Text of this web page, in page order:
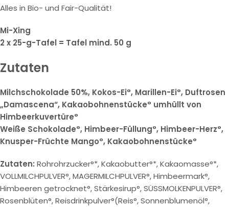
Alles in Bio- und Fair-Qualität!
Mi-Xing
2 x 25-g-Tafel = Tafel mind. 50 g
Zutaten
Milchschokolade 50%, Kokos-Ei°, Marillen-Ei°, Duftrosen
„Damascena“, Kakaobohnenstücke° umhüllt von
Himbeerkuvertüre°
Weiße Schokolade°, Himbeer-Füllung°, Himbeer-Herz°,
Knusper-Früchte Mango°, Kakaobohnenstücke°
Zutaten: Rohrohrzucker°*, Kakaobutter°*, Kakaomasse°*,
VOLLMILCHPULVER°, MAGERMILCHPULVER°, Himbeermark°,
Himbeeren getrocknet°, Stärkesirup°, SÜSSMOLKENPULVER°,
Rosenblüten°, Reisdrinkpulver°(Reis°, Sonnenblumenöl°,